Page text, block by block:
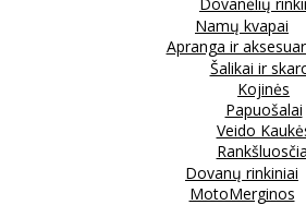
Namų kvapai
Apranga ir
Šalikai ir
Kojinės
Papuošalai
Veido
Dovanų rinkiniai
MotoMerginos